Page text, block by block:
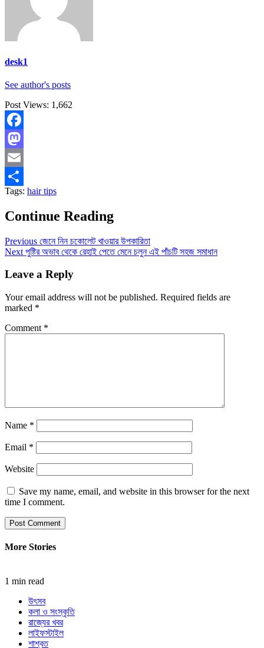
desk1
See author's posts
Post Views: 1,662
Facebook
Mastodon
Email
Share
Tags: hair tips
Continue Reading
Previous জেনে নিন চকোলেট খাওয়ার উপকারিতা
Next পুষ্টির অভাব থেকে রেহাই পেতে মেনে চলুন এই পাঁচটি সহজ সমাধান
Leave a Reply
Your email address will not be published. Required fields are
marked *
Comment *
Name *
Email *
Website
Save my name, email, and website in this browser for the next
time I comment.
More Stories
1 min read
উৎসব
কলা ও সংস্কৃতি
রাজ্যের খবর
লাইফস্টাইল
শাশ্বত